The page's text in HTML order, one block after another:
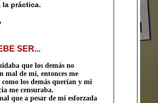
la práctica.
SER...
que los demás no
mal de mí, entonces me
los demás querían y mi
me censuraba.
que a pesar de mi esforzada